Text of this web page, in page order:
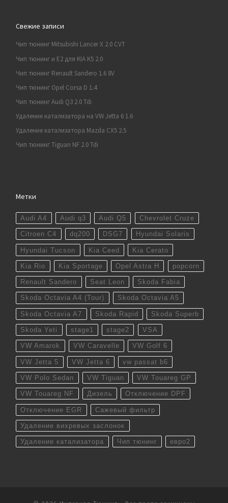
Свежие записи
Чип тюнинг Mitsubishi Lancer X 2.0 CVT
Чип тюнинг и E2 для KIA K5 2.0
Чип тюнинг Renault Sandero 1.6 8V
Чип тюнинг Opel Corsa D 1.4
Чип тюнинг Audi Q3 2.0 Tdi
Удаление катализатора на VW Jetta 6 1.6
Удаление катализатора Mazda CX5 2.5
Чип тюнинг Tiguan NF 2.0 Tdi
Метки
Audi A4 Audi q3 Audi Q5 Chevrolet Cruze
Citroen C4 dq200 DSG7 Hyundai Solaris
Hyundai Tucson Kia Ceed Kia Cerato
Kia Rio Kia Sportage Opel Astra H popcorn
Renault Sandero Seat Leon Skoda Fabia
Skoda Octavia A4 (Tour) Skoda Octavia A5
Skoda Octavia A7 Skoda Rapid Skoda Superb
Skoda Yeti stage1 stage2 VSA
VW Amarok VW Caravelle VW Golf 6
VW Jetta 5 VW Jetta 6 vw passat b6
VW Polo Sedan VW Tiguan VW Touareg GP
VW Touareg NF Дизель Отключение DPF
Отключение EGR Сажевый фильтр
Удаление вихревых заслонок
Удаление катализатора Чип тюнинг евро2